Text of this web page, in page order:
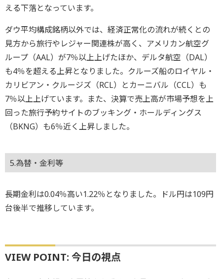
える下落となっています。
ダウ平均構成銘柄以外では、経済正常化の流れが続くとの
見方から旅行やレジャー関連株が高く、アメリカン航空グ
ループ（AAL）が7％以上上げたほか、デルタ航空（DAL）
も4％を超える上昇となりました。クルーズ船のロイヤル・
カリビアン・クルージズ（RCL）とカーニバル（CCL）も
7％以上上げています。また、決算で売上高が市場予想を上
回った旅行予約サイトのブッキング・ホールディングス
（BKNG）も6％近く上昇しました。
5.為替・金利等
長期金利は0.04％高い1.22％となりました。ドル円は109円
台後半で推移しています。
VIEW POINT: 今日の視点